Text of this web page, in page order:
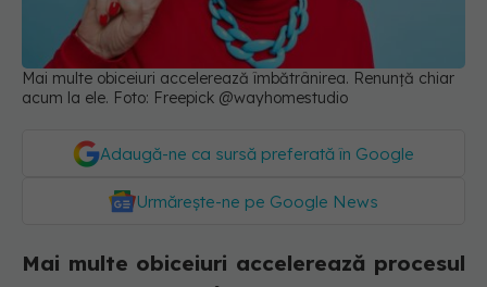
Mai multe obiceiuri accelerează îmbătrânirea. Renunță chiar
acum la ele. Foto: Freepick @wayhomestudio
Adaugă-ne ca sursă preferată în Google
Urmărește-ne pe Google News
Mai multe obiceiuri accelerează procesul